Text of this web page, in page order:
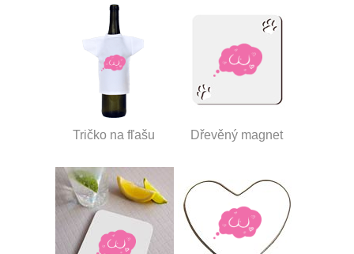
Tričko na fľašu Dřevěný magnet